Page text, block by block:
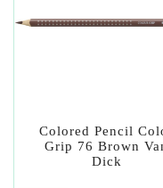
Colored Pencil
Grip 76 Brown
Dick